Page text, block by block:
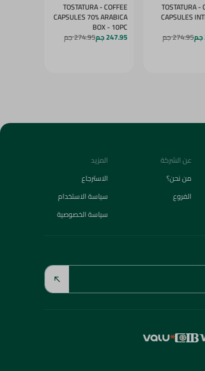
TOSTATURA -
CAPSULES
274.95 جم
TOSTATURA - COFFEE
CAPSULES 70% ARABICA
BOX - 10PC
247.95 جم 274.95 جم
عن الشركة
من نحن؟
الفروع
المزيد
الاسترجاع
سياسة الاستخدام
سياسة الخصوصية